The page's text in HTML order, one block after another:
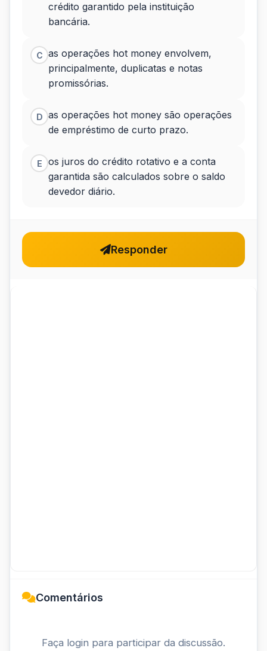
crédito garantido pela instituição
bancária.
C as operações hot money envolvem,
principalmente, duplicatas e notas
promissórias.
D as operações hot money são operações
de empréstimo de curto prazo.
E
os juros do crédito rotativo e a conta
garantida são calculados sobre o saldo
devedor diário.
Responder
Comentários
Faça login para participar da discussão.